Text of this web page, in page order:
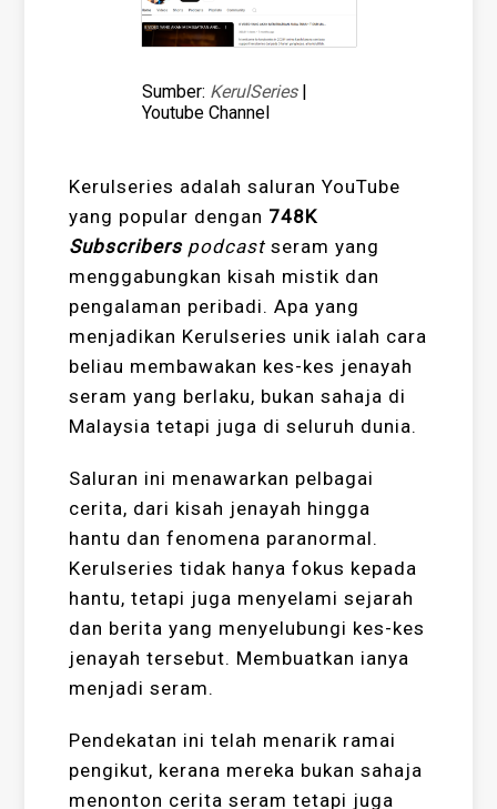
Sumber: KerulSeries |
Youtube Channel
Kerulseries adalah saluran YouTube
yang popular dengan 748K
Subscribers podcast seram yang
menggabungkan kisah mistik dan
pengalaman peribadi. Apa yang
menjadikan Kerulseries unik ialah cara
beliau membawakan kes-kes jenayah
seram yang berlaku, bukan sahaja di
Malaysia tetapi juga di seluruh dunia.
Saluran ini menawarkan pelbagai
cerita, dari kisah jenayah hingga
hantu dan fenomena paranormal.
Kerulseries tidak hanya fokus kepada
hantu, tetapi juga menyelami sejarah
dan berita yang menyelubungi kes-kes
jenayah tersebut. Membuatkan ianya
menjadi seram.
Pendekatan ini telah menarik ramai
pengikut, kerana mereka bukan sahaja
menonton cerita seram tetapi juga